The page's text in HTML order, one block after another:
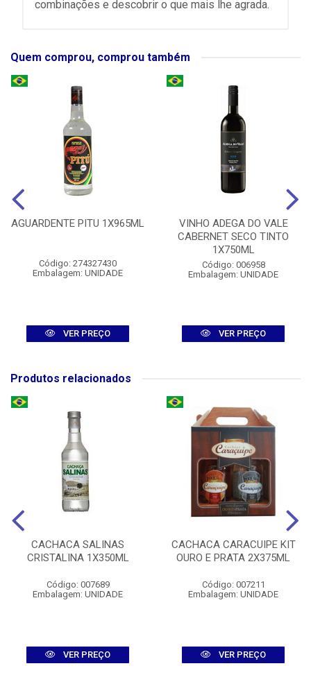
combinações e descobrir o que mais lhe agrada.
Quem comprou, comprou também
AGUARDENTE PITU 1X965ML
Código: 274327430
Embalagem: UNIDADE
VER PREÇO
VINHO ADEGA DO VALE
CABERNET SECO TINTO
1X750ML
Código: 006958
Embalagem: UNIDADE
VER PREÇO
Produtos relacionados
CACHACA SALINAS
CRISTALINA 1X350ML
Código: 007689
Embalagem: UNIDADE
VER PREÇO
CACHACA CARACUIPE KIT
OURO E PRATA 2X375ML
Código: 007211
Embalagem: UNIDADE
VER PREÇO